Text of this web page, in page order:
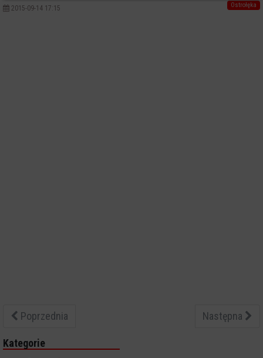
Ostrołęka
2015-09-14 17:15
Poprzednia Następna
Kategorie